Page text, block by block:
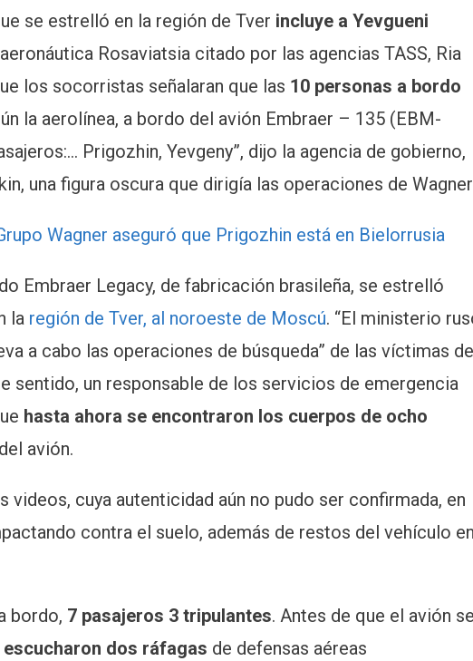
se estrelló en la región de Tver incluye a Yevgueni
Rosaviatsia citado por las agencias TASS, Ria
los socorristas señalaran que las 10 personas a bordo
la aerolínea, a bordo del avión Embraer – 135 (EBM-
Prigozhin, Yevgeny”, dijo la agencia de gobierno,
una figura oscura que dirigía las operaciones de
Wagner aseguró que Prigozhin está en Bielorrusia
Embraer Legacy, de fabricación brasileña, se estrelló
la región de Tver, al noroeste de Moscú. “El ministerio
a cabo las operaciones de búsqueda” de las víctimas
sentido, un responsable de los servicios de emergencia
hasta ahora se encontraron los cuerpos de ocho
avión.
videos, cuya autenticidad aún no pudo ser confirmada, en
contra el suelo, además de restos del vehículo
bordo, 7 pasajeros 3 tripulantes. Antes de que el avión
escucharon dos ráfagas de defensas aéreas